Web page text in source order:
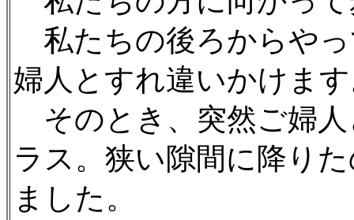
私たちの後ろからや
婦人とすれ違いかけま
そのとき、突然ご婦人
ラス。狭い隙間に降り
ました。